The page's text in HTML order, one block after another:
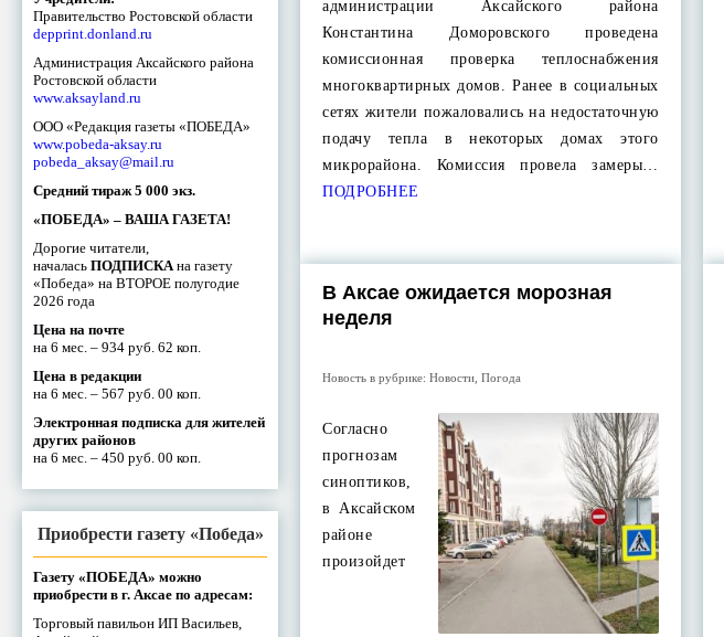
Правительство Ростовской области
depprint.donland.ru
Администрация Аксайского района
Ростовской области
www.aksayland.ru
ООО «Редакция газеты «ПОБЕДА»
www.pobeda-aksay.ru
pobeda_aksay@mail.ru
Средний тираж 5 000 экз.
«ПОБЕДА» – ВАША ГАЗЕТА!
Дорогие читатели,
началась ПОДПИСКА на газету
«Победа» на ВТОРОЕ полугодие
2026 года
Цена на почте
на 6 мес. – 934 руб. 62 коп.
Цена в редакции
на 6 мес. – 567 руб. 00 коп.
Электронная подписка для жителей
других районов
на 6 мес. – 450 руб. 00 коп.
Приобрести газету «Победа»
Газету «ПОБЕДА» можно
приобрести в г. Аксае по адресам:
Торговый павильон ИП Васильев,
администрации Аксайского района
Константина Доморовского проведена
комиссионная проверка теплоснабжения
многоквартирных домов. Ранее в социальных
сетях жители пожаловались на недостаточную
подачу тепла в некоторых домах этого
микрорайона. Комиссия провела замеры…
ПОДРОБНЕЕ
В Аксае ожидается морозная
неделя
Новость в рубрике:Новости ,Погода
Согласно
прогнозам
синоптиков,
в Аксайском
районе
произойдет